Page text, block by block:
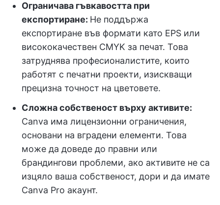
Ограничава гъвкавостта при
експортиране: Не поддържа
експортиране във формати като EPS или
висококачествен CMYK за печат. Това
затруднява професионалистите, които
работят с печатни проекти, изискващи
прецизна точност на цветовете.
Сложна собственост върху активите:
Canva има лицензионни ограничения,
основани на вградени елементи. Това
може да доведе до правни или
брандингови проблеми, ако активите не са
изцяло ваша собственост, дори и да имате
Canva Pro акаунт.